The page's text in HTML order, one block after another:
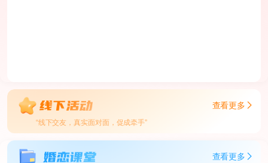
查看更多
“线下交友，真实面对面，促成牵手”
查看更多